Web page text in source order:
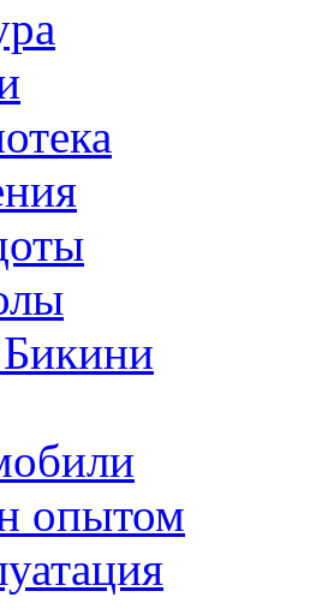
опытом